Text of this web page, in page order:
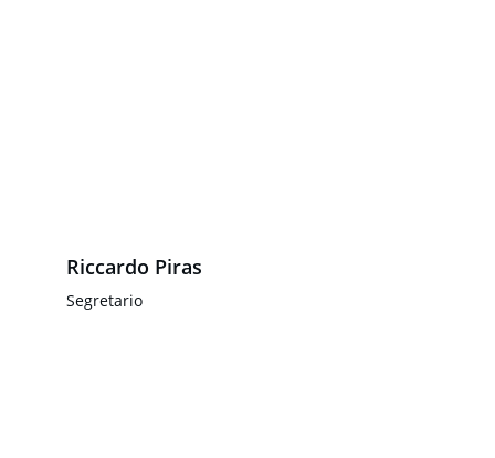
Riccardo Piras
Segretario